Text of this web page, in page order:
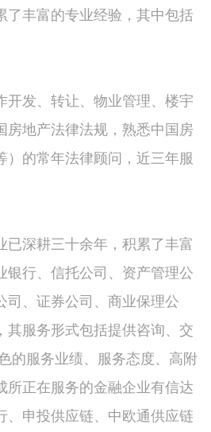
了丰富的专业经验，其中包括
开发、转让、物业管理、楼宇
房地产法律法规，熟悉中国房
的常年法律顾问，近三年服
深耕三十余年，积累了丰富
银行、信托公司、资产管理公
司、证券公司、商业保理公
其服务形式包括提供咨询、交
的服务业绩、服务态度、高附
所正在服务的金融企业有信达
、申投供应链、中欧通供应链